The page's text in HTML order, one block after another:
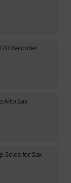
Recorder
Alto Sax
Solos for Sax